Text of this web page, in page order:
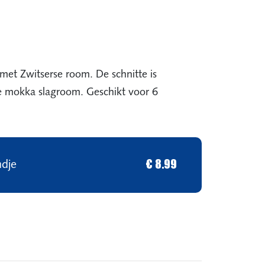
Zwitserse room. De schnitte is
slagroom. Geschikt voor 6
€ 8.99